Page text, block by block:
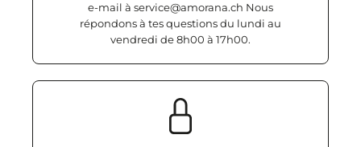
e-mail à service@amorana.ch Nous
répondons à tes questions du lundi au
vendredi de 8h00 à 17h00.